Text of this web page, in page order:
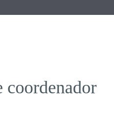
coordenador